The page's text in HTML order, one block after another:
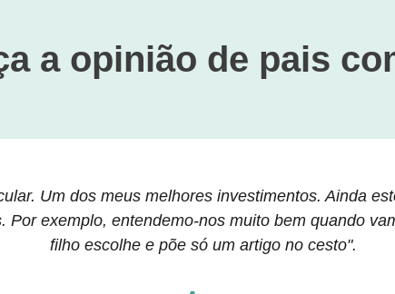
a opinião de pais
Um dos meus melhores investimentos. Ainda
Por exemplo, entendemo-nos muito bem quando
filho escolhe e põe só um artigo no cesto".